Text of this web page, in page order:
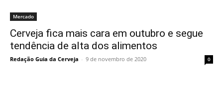
Mercado
Cerveja fica mais cara em outubro e segue
tendência de alta dos alimentos
Redação Guia da Cerveja - 9 de novembro de 2020 0